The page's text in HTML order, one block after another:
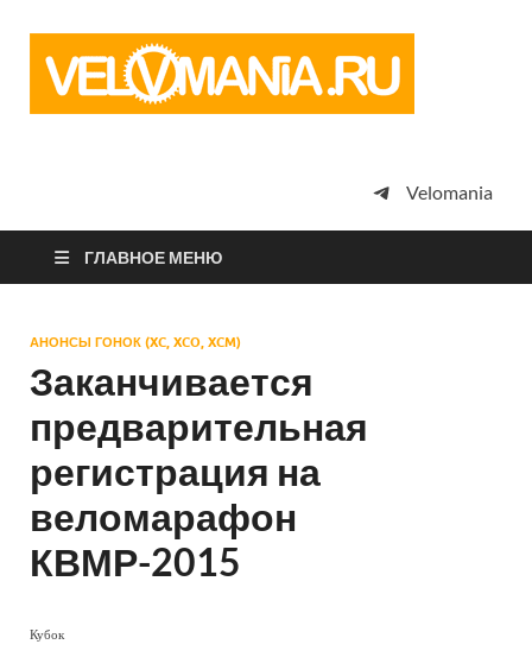
просто
Velomania
ГЛАВНОЕ МЕНЮ
АНОНСЫ ГОНОК (XC, XCO, XCM)
Заканчивается
предварительная
регистрация на
веломарафон
КВМР-2015
Кубок